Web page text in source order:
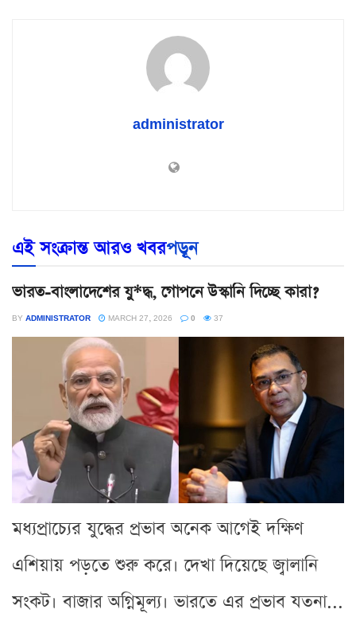
administrator
এই সংক্রান্ত আরও খবরপড়ূন
ভারত-বাংলাদেশের যু*দ্ধ, গোপনে উস্কানি দিচ্ছে কারা?
BY ADMINISTRATOR MARCH 27, 2026 0 37
মধ্যপ্রাচ্যের যুদ্ধের প্রভাব অনেক আগেই দক্ষিণ
এশিয়ায় পড়তে শুরু করে। দেখা দিয়েছে জ্বালানি
সংকট। বাজার অগ্নিমূল্য। ভারতে এর প্রভাব যতনা...